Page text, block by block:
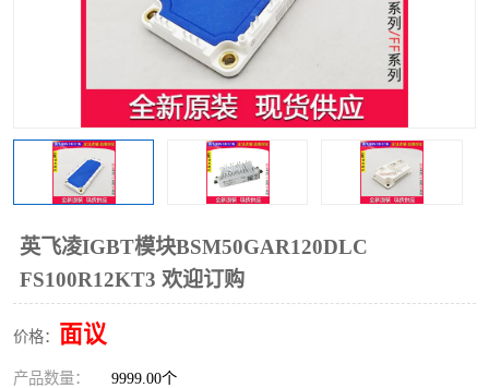
英飞凌IGBT模块BSM50GAR120DLC
FS100R12KT3 欢迎订购
价格： 面议
产品数量： 9999.00个